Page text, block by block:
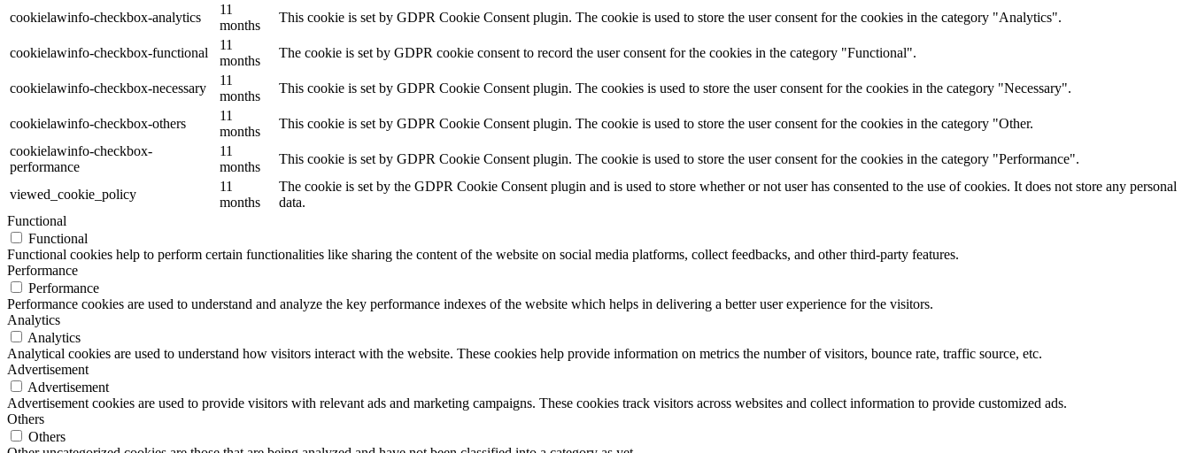
cookielawinfo-checkbox-analytics
11
months
This cookie is set by GDPR Cookie Consent plugin. The cookie is used to store the user consent for the cookies in the category "Analytics".
cookielawinfo-checkbox-functional
11
months
The cookie is set by GDPR cookie consent to record the user consent for the cookies in the category "Functional".
cookielawinfo-checkbox-necessary
11
months
This cookie is set by GDPR Cookie Consent plugin. The cookies is used to store the user consent for the cookies in the category "Necessary".
cookielawinfo-checkbox-others
11
months
This cookie is set by GDPR Cookie Consent plugin. The cookie is used to store the user consent for the cookies in the category "Other.
cookielawinfo-checkbox-
performance
11
months
This cookie is set by GDPR Cookie Consent plugin. The cookie is used to store the user consent for the cookies in the category "Performance".
viewed_cookie_policy
11
months
The cookie is set by the GDPR Cookie Consent plugin and is used to store whether or not user has consented to the use of cookies. It does not store any personal
data.
Functional
Functional
Functional cookies help to perform certain functionalities like sharing the content of the website on social media platforms, collect feedbacks, and other third-party features.
Performance
Performance
Performance cookies are used to understand and analyze the key performance indexes of the website which helps in delivering a better user experience for the visitors.
Analytics
Analytics
Analytical cookies are used to understand how visitors interact with the website. These cookies help provide information on metrics the number of visitors, bounce rate, traffic source, etc.
Advertisement
Advertisement
Advertisement cookies are used to provide visitors with relevant ads and marketing campaigns. These cookies track visitors across websites and collect information to provide customized ads.
Others
Others